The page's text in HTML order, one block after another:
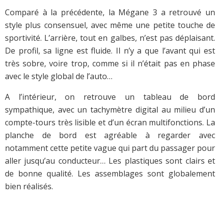
Comparé à la précédente, la Mégane 3 a retrouvé un
style plus consensuel, avec même une petite touche de
sportivité. L’arrière, tout en galbes, n’est pas déplaisant.
De profil, sa ligne est fluide. Il n’y a que l’avant qui est
très sobre, voire trop, comme si il n’était pas en phase
avec le style global de l’auto…
A l’intérieur, on retrouve un tableau de bord
sympathique, avec un tachymètre digital au milieu d’un
compte-tours très lisible et d’un écran multifonctions. La
planche de bord est agréable à regarder avec
notamment cette petite vague qui part du passager pour
aller jusqu’au conducteur… Les plastiques sont clairs et
de bonne qualité. Les assemblages sont globalement
bien réalisés.